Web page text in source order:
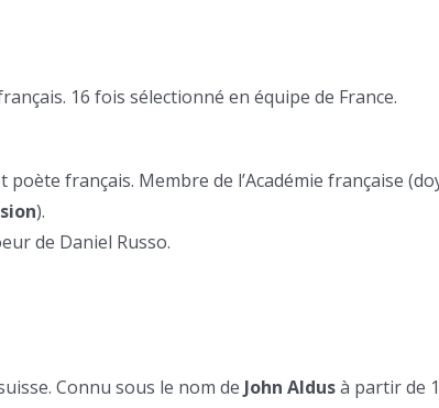
16 fois sélectionné en équipe de France.
français. Membre de l’Académie française
).
de Daniel Russo.
Connu sous le nom de John Aldusà partir de